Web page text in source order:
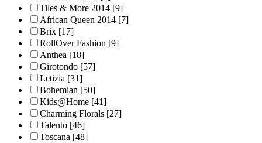
Tiles & More 2014 [9]
African Queen 2014 [7]
Brix [17]
RollOver Fashion [9]
Anthea [18]
Girotondo [57]
Letizia [31]
Bohemian [50]
Kids@Home [41]
Charming Florals [27]
Talento [46]
Toscana [48]